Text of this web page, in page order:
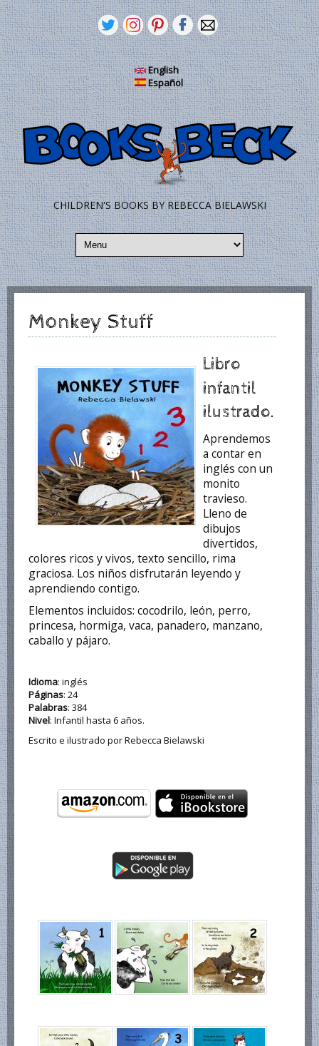
Pasar al contenido principal
English
Español
CHILDREN'S BOOKS BY REBECCA BIELAWSKI
Monkey Stuff
Libro
infantil
ilustrado.
Aprendemos
a contar en
inglés con un
monito
travieso.
Lleno de
dibujos
divertidos,
colores ricos y vivos, texto sencillo, rima
graciosa. Los niños disfrutarán leyendo y
aprendiendo contigo.
Elementos incluidos: cocodrilo, león, perro,
princesa, hormiga, vaca, panadero, manzano,
caballo y pájaro.
Idioma: inglés
Páginas: 24
Palabras: 384
Nivel: Infantil hasta 6 años.
Escrito e ilustrado por Rebecca Bielawski